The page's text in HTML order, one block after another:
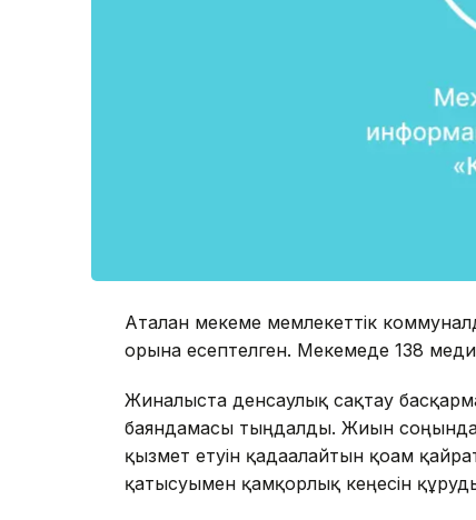
Аталған мекеме мемлекеттік
орынға есептелген. Мекемеде 138
Жиналыста денсаулық сақтау
баяндамасы тыңдалды. Жиын соңында
қызмет етуін қадағалайтын қоғам
қатысуымен қамқорлық кеңесін